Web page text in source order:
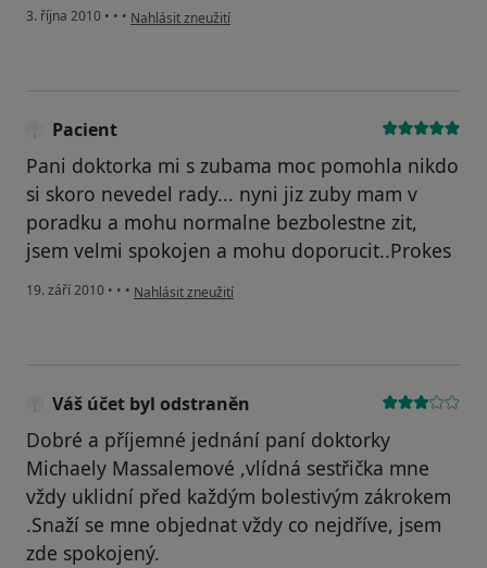
3. října 2010 • • • podle názoru uživatele Pacient
Nahlásit zneužití
Pacient
Pani doktorka mi s zubama moc pomohla nikdo
si skoro nevedel rady... nyni jiz zuby mam v
poradku a mohu normalne bezbolestne zit,
jsem velmi spokojen a mohu doporucit..Prokes
19. září 2010 • • • podle názoru uživatele Pacient
Nahlásit zneužití
Váš účet byl odstraněn
Dobré a příjemné jednání paní doktorky
Michaely Massalemové ,vlídná sestřička mne
vždy uklidní před každým bolestivým zákrokem
.Snaží se mne objednat vždy co nejdříve, jsem
zde spokojený.